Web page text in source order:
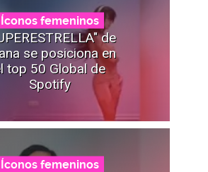
Íconos femeninos
de
se posiciona en
top 50 Global de
Spotify
Íconos femeninos